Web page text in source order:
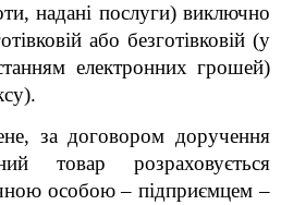
надані послуги) виключно
або безготівковій (у
електронних грошей)
за договором доручення
товар розраховується
особою – підприємцем –